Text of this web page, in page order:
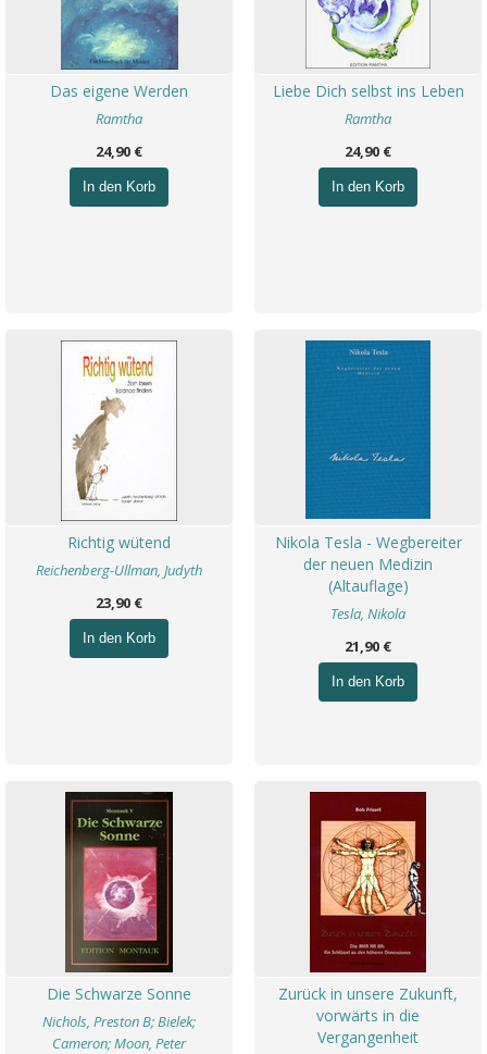
Das eigene Werden
Ramtha
24,90 €
In den Korb
Liebe Dich selbst ins Leben
Ramtha
24,90 €
In den Korb
Richtig wütend
Reichenberg-Ullman, Judyth
23,90 €
In den Korb
Nikola Tesla - Wegbereiter
der neuen Medizin
(Altauflage)
Tesla, Nikola
21,90 €
In den Korb
Die Schwarze Sonne
Nichols, Preston B; Bielek;
Cameron; Moon, Peter
Zurück in unsere Zukunft,
vorwärts in die
Vergangenheit